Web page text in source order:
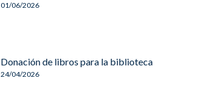
01/06/2026
Donación de libros para la biblioteca
24/04/2026